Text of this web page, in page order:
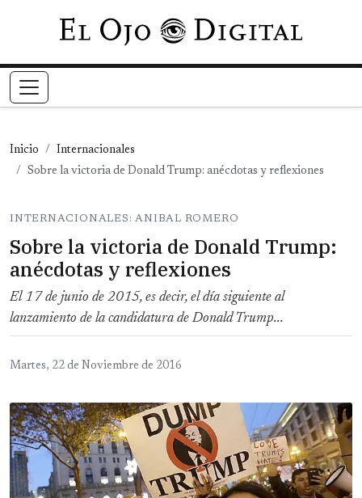
Pasar al contenido principal
Inicio
Internacionales
Sobre la victoria de Donald Trump: anécdotas y reflexiones
INTERNACIONALES: ANIBAL ROMERO
Sobre la victoria de Donald Trump:
anécdotas y reflexiones
El 17 de junio de 2015, es decir, el día siguiente al
lanzamiento de la candidatura de Donald Trump...
Martes, 22 de Noviembre de 2016